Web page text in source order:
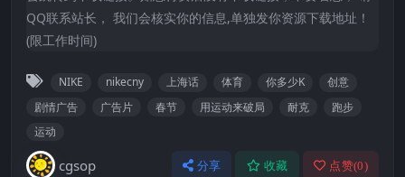
QQ联系站长， 我们会核实你的信息,单独发你资源下载地址！
(限工作时间)
NIKE nikecny 上海话 体育 你多少K
创意
剧情广告
广告片 春节 用运动来破局 耐克
跑步
运动
cgsop 分享 收藏 点赞(0)